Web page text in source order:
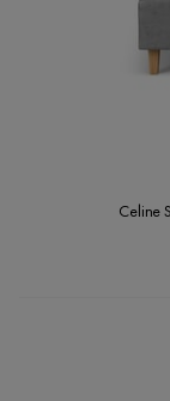
Celine